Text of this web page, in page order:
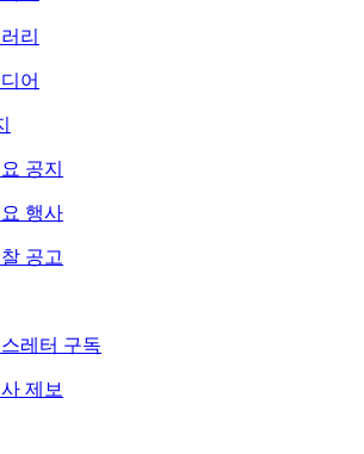
리
어
공지
행사
공고
레터 구독
제보